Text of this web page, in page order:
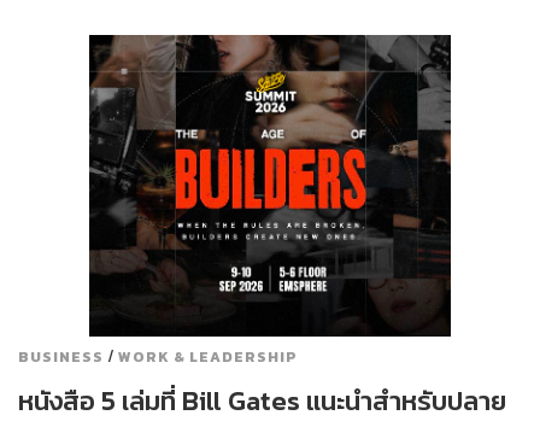
BUSINESS / WORK & LEADERSHIP
หนังสือ 5 เล่มที่ Bill Gates แนะนำสำหรับปลาย